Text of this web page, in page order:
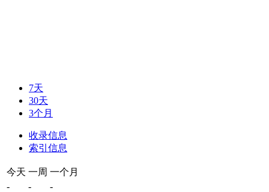
7天
30天
3个月
收录信息
索引信息
今天 一周 一个月
-
-
-